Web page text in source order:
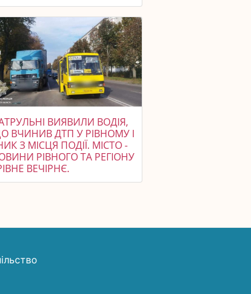
ВИЯВИЛИ ВОДІЯ,
ВЧИНИВ ДТП У РІВНОМУ І
З МІСЦЯ ПОДІЇ. МІСТО -
РІВНОГО ТА РЕГІОНУ
ВЕЧІРНЄ.